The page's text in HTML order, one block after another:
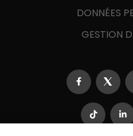
DONNÉES
GESTION